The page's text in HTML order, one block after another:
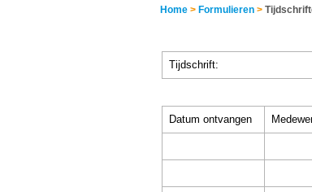
Home > Formulieren >
Tijdschrift:
Datum ontvangen